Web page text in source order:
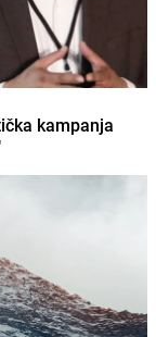
kampanja